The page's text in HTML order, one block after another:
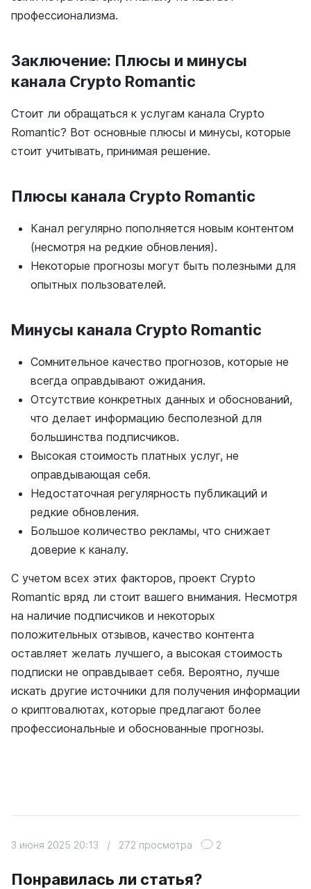
профессионализма.
Заключение: Плюсы и минусы
канала Crypto Romantic
Стоит ли обращаться к услугам канала Crypto
Romantic? Вот основные плюсы и минусы, которые
стоит учитывать, принимая решение.
Плюсы канала Crypto Romantic
Канал регулярно пополняется новым контентом
(несмотря на редкие обновления).
Некоторые прогнозы могут быть полезными для
опытных пользователей.
Минусы канала Crypto Romantic
Сомнительное качество прогнозов, которые не
всегда оправдывают ожидания.
Отсутствие конкретных данных и обоснований,
что делает информацию бесполезной для
большинства подписчиков.
Высокая стоимость платных услуг, не
оправдывающая себя.
Недостаточная регулярность публикаций и
редкие обновления.
Большое количество рекламы, что снижает
доверие к каналу.
С учетом всех этих факторов, проект Crypto
Romantic вряд ли стоит вашего внимания. Несмотря
на наличие подписчиков и некоторых
положительных отзывов, качество контента
оставляет желать лучшего, а высокая стоимость
подписки не оправдывает себя. Вероятно, лучше
искать другие источники для получения информации
о криптовалютах, которые предлагают более
профессиональные и обоснованные прогнозы.
Понравилась ли статья?
3 июня 2025 20:13 / 272 просмотра 2